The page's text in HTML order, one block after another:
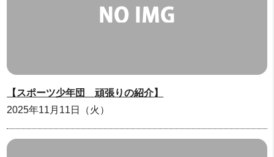
【スポーツ少年団 頑張りの紹介】
2025年11月11日（火）